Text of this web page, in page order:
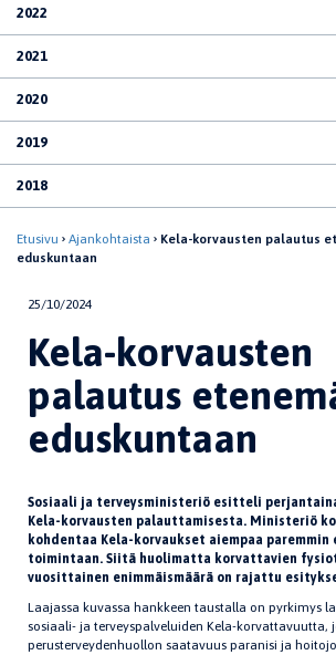
2022
2021
2020
2019
2018
Etusivu Ajankohtaista
Kela-korvausten palautus
eduskuntaan
25/10/2024
Kela-korvausten
palautus
eduskuntaan
Sosiaali ja terveysministeriö esitteli
Kela-korvausten palauttamisesta. Ministeriö
kohdentaa Kela-korvaukset aiempaa paremmin
toimintaan. Siitä huolimatta korvattavien
vuosittainen enimmäismäärä on rajattu
Laajassa kuvassa hankkeen taustalla on pyrkimys
sosiaali- ja terveyspalveluiden Kela-korvattavuutta,
perusterveydenhuollon saatavuus paranisi ja